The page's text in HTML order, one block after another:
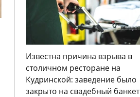
Известна причина взрыва в
столичном ресторане на
Кудринской: заведение было
закрыто на свадебный банкет